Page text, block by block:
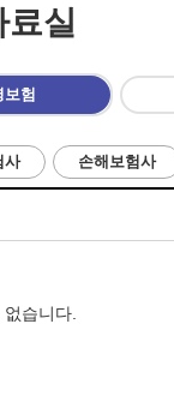
료실
보험
사 손해보험사
습니다.